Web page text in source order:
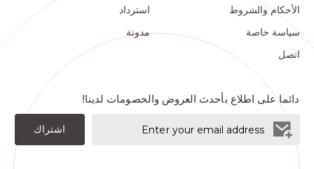
الأحكام والشروط
سياسة خاصة
اتصل
استرداد
مدونة
دائما على اطلاع بأحدث العروض والخصومات لدينا!
اشتراك